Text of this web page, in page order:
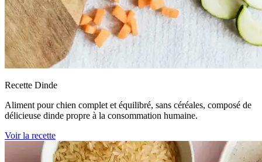
Recette Dinde
Aliment pour chien complet et équilibré, sans céréales, composé de
délicieuse dinde propre à la consommation humaine.
Voir la recette